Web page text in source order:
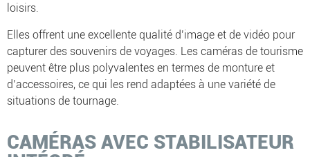
loisirs.
Elles offrent une excellente qualité d’image et de vidéo pour
capturer des souvenirs de voyages. Les caméras de tourisme
peuvent être plus polyvalentes en termes de monture et
d’accessoires, ce qui les rend adaptées à une variété de
situations de tournage.
CAMÉRAS AVEC STABILISATEUR